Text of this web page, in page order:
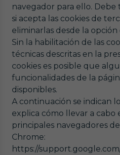
navegador para ello.
si acepta las cookies de
eliminarlas desde la
Sin la habilitación de las
técnicas descritas en la
cookies es posible que
funcionalidades de la
disponibles.
A continuación se indican
explica cómo llevar a cabo
principales navegadores
Chrome:
https://